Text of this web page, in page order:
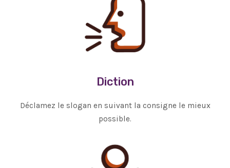
Diction
Déclamez le slogan en suivant la consigne le mieux
possible.